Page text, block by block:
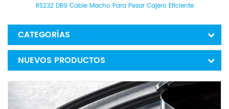
RS232 DB9 Cable Macho Para Pesar Cajero Eficiente
CATEGORÍAS
NUEVOS PRODUCTOS